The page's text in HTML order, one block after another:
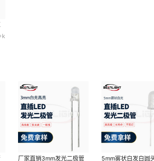
k
厂家直销3mm发光二极管
5mm雾状白发白圆